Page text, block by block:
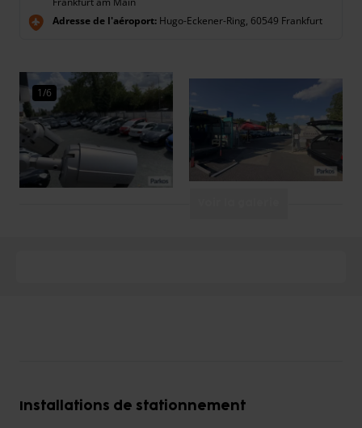
Adresse de l'aéroport: Hugo-Eckener-Ring, 60549 Frankfurt
1/6
Installations de stationnement